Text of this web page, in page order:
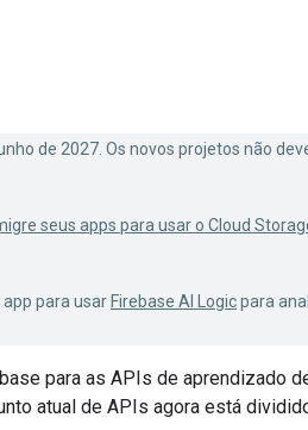
de 2027. Os novos projetos não
seus apps para usar o Cloud
app para usar Firebase AI Logicpara
para as APIs de aprendizado
atual de APIs agora está